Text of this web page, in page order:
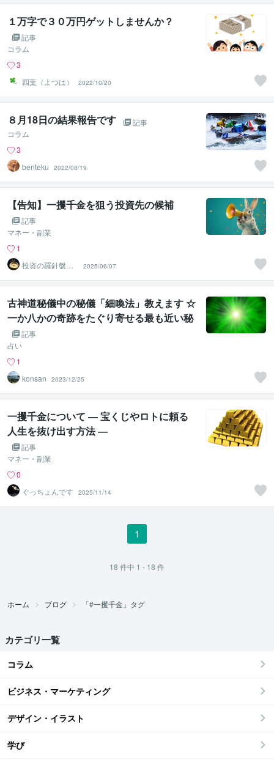
１万字で３０万円ゲットしませんか？
記事
コラム
3
四葉（よつは）
2022/10/20
８月18日の結果報告です
記事
コラム
3
benteku
2022/08/19
【告知】一攫千金を狙う投資先の候補
記事
マネー・副業
1
投資の羅針盤＠F
IRE案内人
2025/06/07
古神道秘儀中の秘儀「細喚法」教えます ☆
一か八かの奇跡をたぐり寄せる最も近い秘
法☆記事
占い
1
konsan
2023/12/25
一攫千金について ― 宝くじやロトに頼る
人生を抜け出す方法 ―
記事
マネー・副業
0
ぐっちょんです
2025/11/14
1
18 件中 1 - 18 件
ホーム ブログ 「#一攫千金」タグ
カテゴリ一覧
コラム
ビジネス・マーケティング
デザイン・イラスト
学び